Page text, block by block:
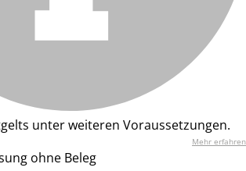
unter weiteren Voraussetzungen.
Mehr erfahren
ohne Beleg